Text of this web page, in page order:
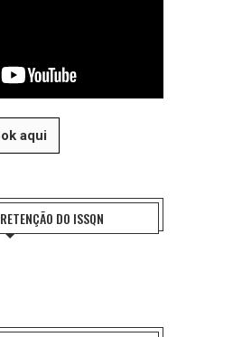
aqui
DO ISSQN